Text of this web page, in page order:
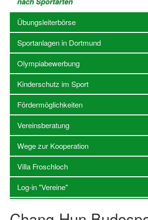
Stellenangebote SSB Dortmund
Vereine
Übungsleiterbörse
Sportanlagen in Dortmund
Olympiabewerbung
Kinderschutz im Sport
Fördermöglichkeiten
Vereinsberatung
Wege zur Kooperation
Villa Froschloch
Übungsleiterbörse
Sportanlagen in Dortmund
Olympiabewerbung
Kinderschutz im Sport
Fördermöglichkeiten
Vereinsberatung
Wege zur Kooperation
Villa Froschloch
Log-in "Vereine"